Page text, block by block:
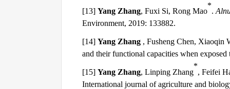
[13] Yang Zhang, Fuxi Si, Rong Mao
*
.
Environment, 2019: 133882.
[14] Yang Zhang , Fusheng Chen, Xiaoqin
and theirfunctional capacities when exposed
[15] Yang Zhang, Linping Zhang
*
, Feifei
International journal of agriculture and